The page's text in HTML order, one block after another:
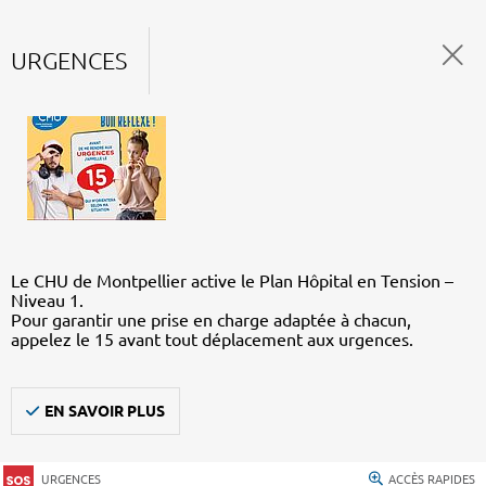
URGENCES
Le CHU de Montpellier active le Plan Hôpital en Tension –
Niveau 1.
Pour garantir une prise en charge adaptée à chacun,
appelez le 15 avant tout déplacement aux urgences.
EN SAVOIR PLUS
URGENCES ACCÈS RAPIDES